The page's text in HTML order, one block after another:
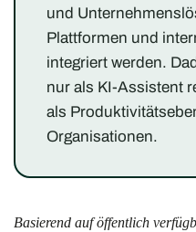
und
Plattformen und
integriert werden.
nur als KI-Assistent
als
Organisationen.
Basierend auf öffentlich